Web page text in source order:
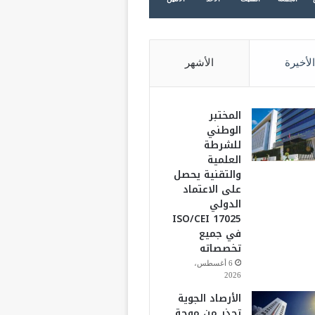
الأخيرة الأشهر
المختبر
الوطني
للشرطة
العلمية
والتقنية يحصل
على الاعتماد
الدولي
ISO/CEI 17025
في جميع
تخصصاته
6 أغسطس،
2026
الأرصاد الجوية